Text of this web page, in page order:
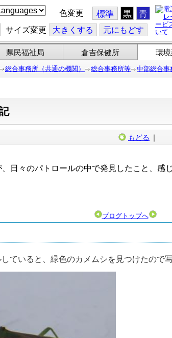
色変更 標準 黒 青
サイズ変更 大きくする 元にもどす
県民福祉局 倉吉保健所 環
総合事務所（共通の機関） 総合事務所等 中部総合事
もどる ｜
日々のパトロールの中で発見したこと、感
ブログトップへ
ていると、緑色のカメムシを見つけたので写